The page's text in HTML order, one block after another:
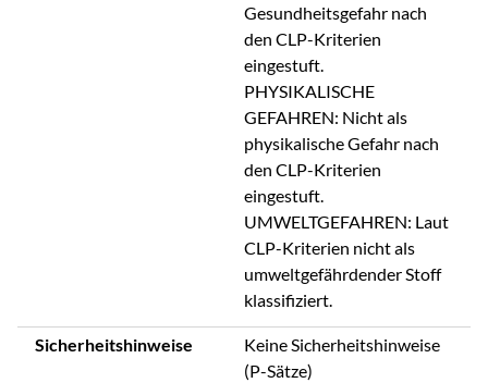
Gesundheitsgefahr nach
den CLP-Kriterien
eingestuft.
PHYSIKALISCHE
GEFAHREN: Nicht als
physikalische Gefahr nach
den CLP-Kriterien
eingestuft.
UMWELTGEFAHREN: Laut
CLP-Kriterien nicht als
umweltgefährdender Stoff
klassifiziert.
Sicherheitshinweise
Keine Sicherheitshinweise
(P-Sätze)